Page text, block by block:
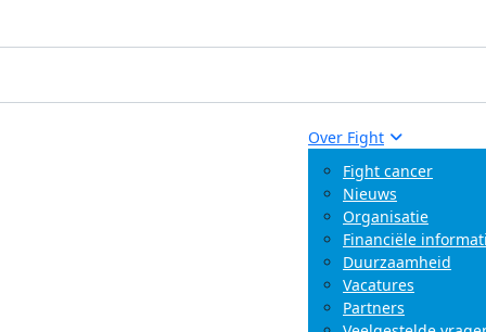
Over Fight
Fight cancer
Nieuws
Organisatie
Financiële
Duurzaamheid
Vacatures
Partners